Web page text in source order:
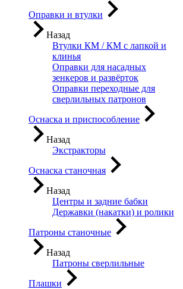
Оправки и втулки
Назад
Втулки КМ / КМ с лапкой и
клинья
Оправки для насадных
зенкеров и развёрток
Оправки переходные для
сверлильных патронов
Оснаска и приспособление
Назад
Экстракторы
Оснаска станочная
Назад
Центры и задние бабки
Державки (накатки) и ролики
Патроны станочные
Назад
Патроны сверлильные
Плашки